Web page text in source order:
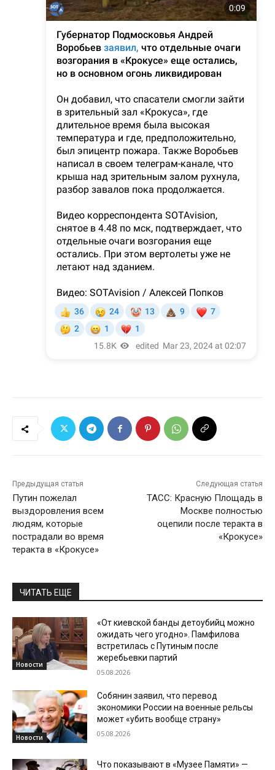
Предыдущая статья
Путин пожелал
выздоровления всем
людям, которые
пострадали во время
теракта в «Крокусе»
Следующая статья
ТАСС: Красную Площадь в
Москве полностью
оцепили после теракта в
«Крокусе»
ЧИТАТЬ ЕЩЕ
Новости
«От киевской банды детоубийц можно
ожидать чего угодно». Памфилова
встретилась с Путиным после
жеребьевки партий
05.08.2026
Новости
Собянин заявил, что перевод
экономики России на военные рельсы
может «убить вообще страну»
05.08.2026
Что показывают в «Музее Памяти» —